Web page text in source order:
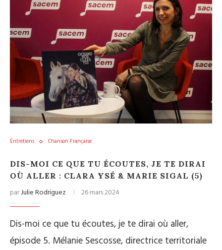
Entretiens Chanson Française
DIS-MOI CE QUE TU ÉCOUTES, JE TE DIRAI
OÙ ALLER : CLARA YSÉ & MARIE SIGAL (5)
parJulie Rodriguez 26 mars 2024
Dis-moi ce que tu écoutes, je te dirai où aller,
épisode 5. Mélanie Sescosse, directrice territoriale